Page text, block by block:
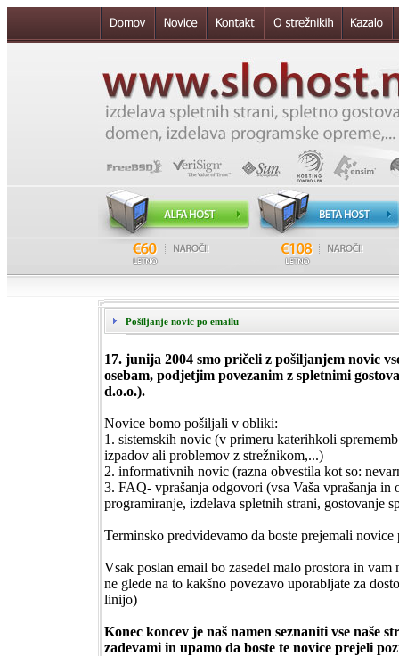
Pošiljanje novic po emailu
17. junija 2004 smo pričeli z pošiljanjem novic
osebam, podjetjim povezanim z spletnimi
d.o.o.).
Novice bomo pošiljali v obliki:
1. sistemskih novic (v primeru katerihkoli
izpadov ali problemov z strežnikom,...)
2. informativnih novic (razna obvestila kot so:
3. FAQ- vprašanja odgovori (vsa Vaša vprašanja in
programiranje, izdelava spletnih strani, gostovanje
Terminsko predvidevamo da boste prejemali
Vsak poslan email bo zasedel malo prostora in
ne glede na to kakšno povezavo uporabljate za
linijo)
Konec koncev je naš namen seznaniti vse naše
zadevami in upamo da boste te novice prejeli